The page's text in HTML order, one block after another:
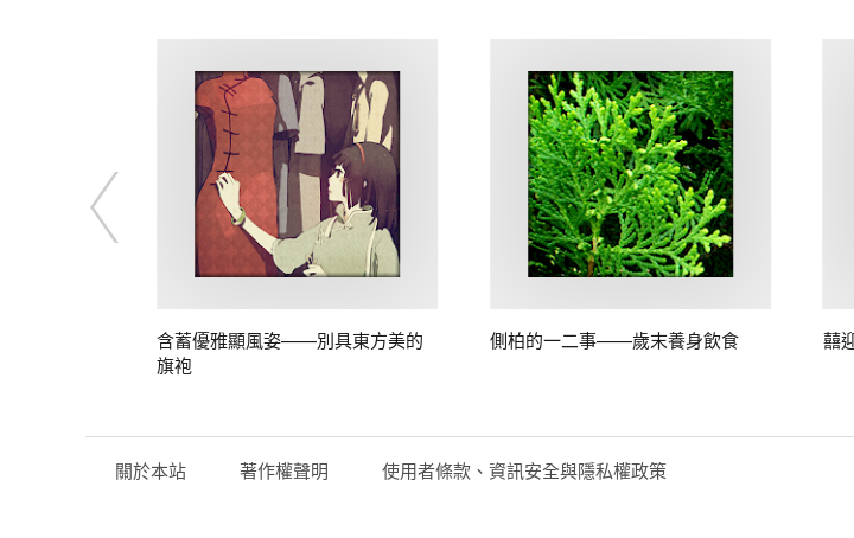
含蓄優雅顯風姿——別具東方美的
旗袍
側柏的一二事——歲末養身飲食 囍
關於本站 著作權聲明 使用者條款、資訊安全與隱私權政策